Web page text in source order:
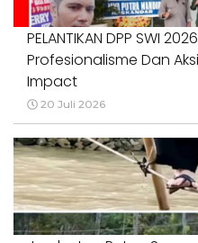
PELANTIKAN DPP SWI
Profesionalisme Dan
Impact
20 Juli 2026